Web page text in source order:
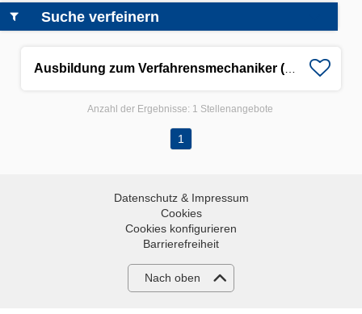
Suche verfeinern
Anzahl der Ergebnisse: 1 Stellenangebote
1
Datenschutz & Impressum
Cookies
Cookies konfigurieren
Barrierefreiheit
Nach oben